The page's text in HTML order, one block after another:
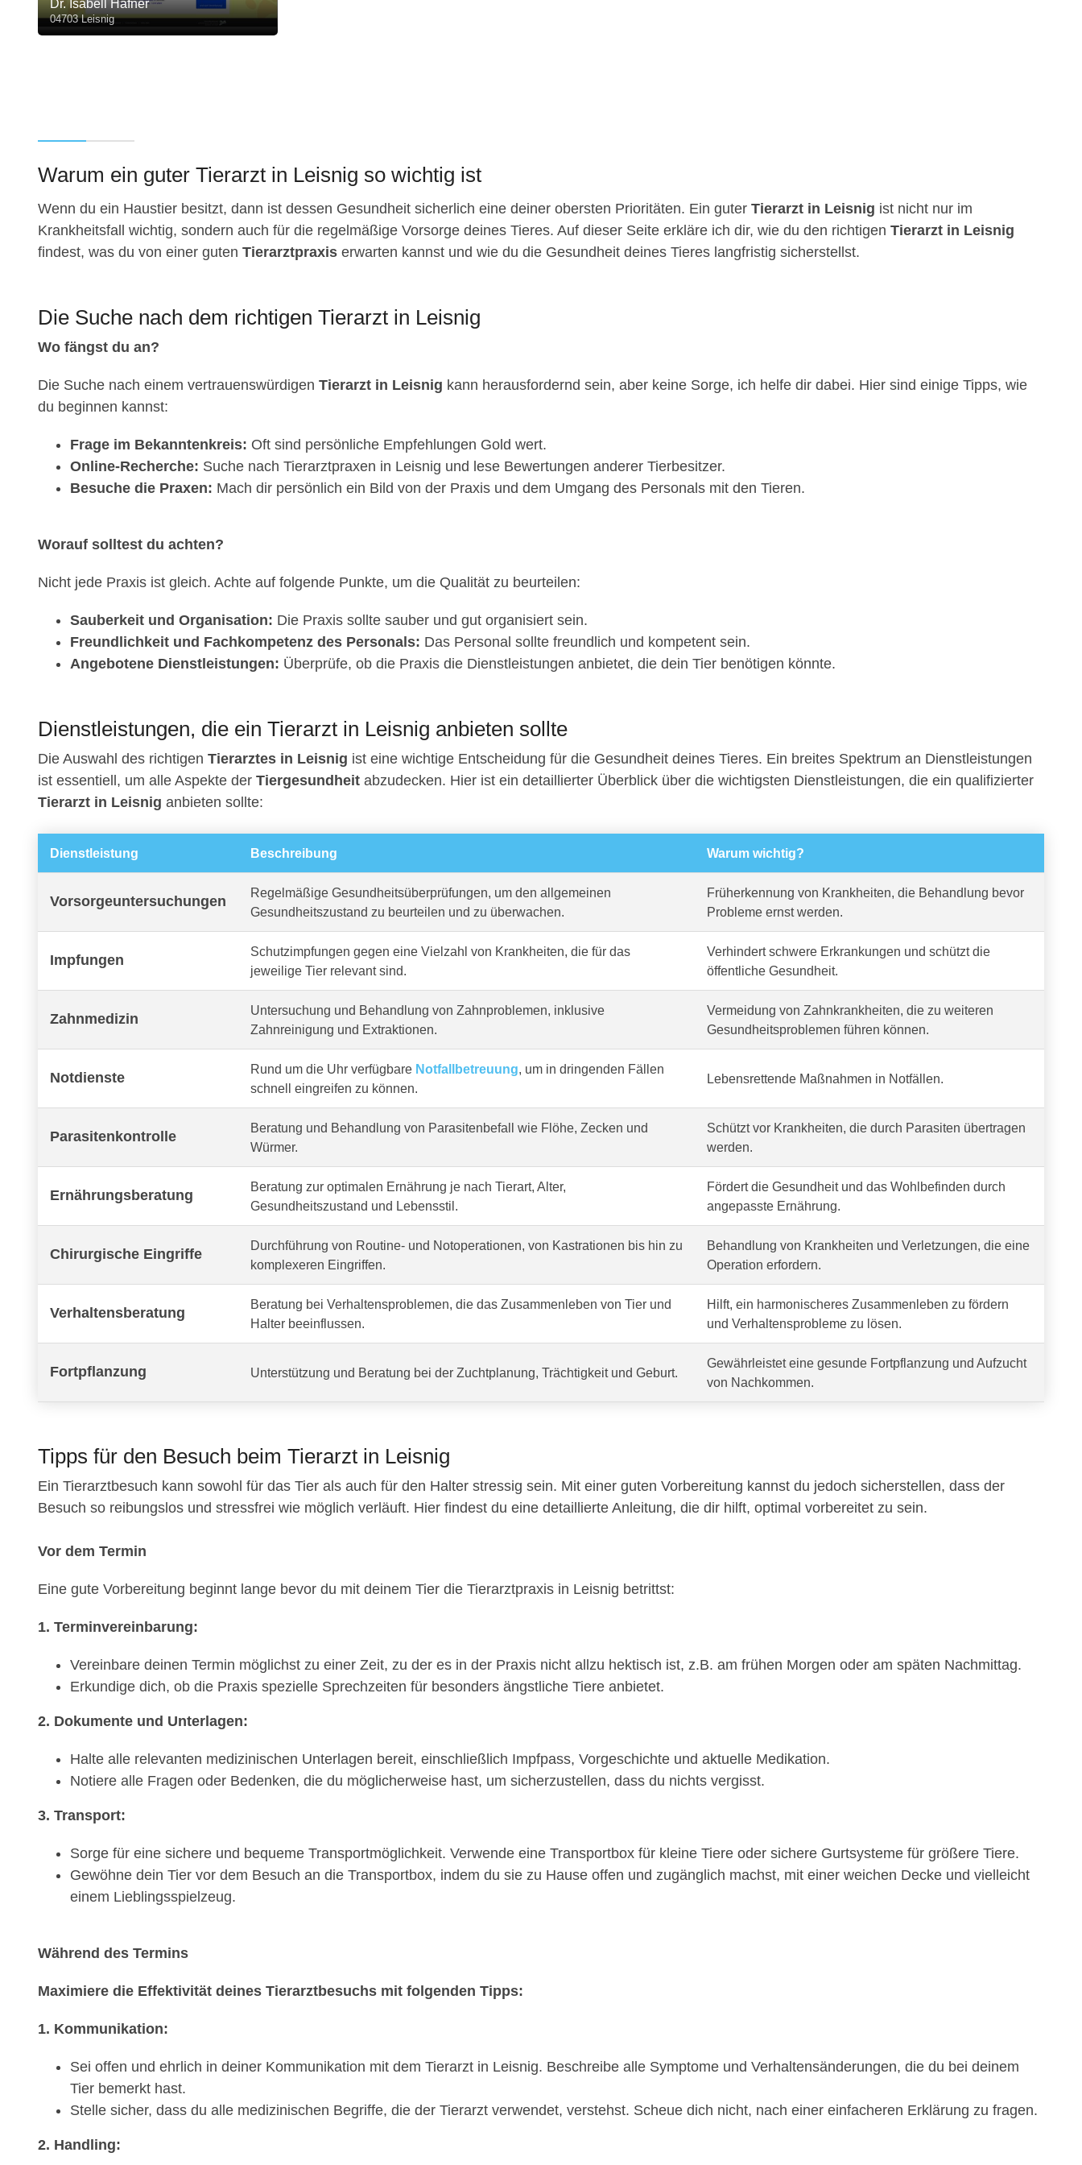
Dr. Isabell Häfner
04703 Leisnig
Warum ein guter Tierarzt in Leisnig so wichtig ist
Wenn du ein Haustier besitzt, dann ist dessen Gesundheit sicherlich eine deiner obersten Prioritäten. Ein guter Tierarzt in Leisnig ist nicht nur im
Krankheitsfall wichtig, sondern auch für die regelmäßige Vorsorge deines Tieres. Auf dieser Seite erkläre ich dir, wie du den richtigen Tierarzt in Leisnig
findest, was du von einer guten Tierarztpraxis erwarten kannst und wie du die Gesundheit deines Tieres langfristig sicherstellst.
Die Suche nach dem richtigen Tierarzt in Leisnig
Wo fängst du an?
Die Suche nach einem vertrauenswürdigen Tierarzt in Leisnig kann herausfordernd sein, aber keine Sorge, ich helfe dir dabei. Hier sind einige Tipps, wie
du beginnen kannst:
Frage im Bekanntenkreis: Oft sind persönliche Empfehlungen Gold wert.
Online-Recherche: Suche nach Tierarztpraxen in Leisnig und lese Bewertungen anderer Tierbesitzer.
Besuche die Praxen: Mach dir persönlich ein Bild von der Praxis und dem Umgang des Personals mit den Tieren.
Worauf solltest du achten?
Nicht jede Praxis ist gleich. Achte auf folgende Punkte, um die Qualität zu beurteilen:
Sauberkeit und Organisation: Die Praxis sollte sauber und gut organisiert sein.
Freundlichkeit und Fachkompetenz des Personals: Das Personal sollte freundlich und kompetent sein.
Angebotene Dienstleistungen: Überprüfe, ob die Praxis die Dienstleistungen anbietet, die dein Tier benötigen könnte.
Dienstleistungen, die ein Tierarzt in Leisnig anbieten sollte
Die Auswahl des richtigen Tierarztes in Leisnig ist eine wichtige Entscheidung für die Gesundheit deines Tieres. Ein breites Spektrum an Dienstleistungen
ist essentiell, um alle Aspekte der Tiergesundheit abzudecken. Hier ist ein detaillierter Überblick über die wichtigsten Dienstleistungen, die ein qualifizierter
Tierarzt in Leisnig anbieten sollte:
Dienstleistung Beschreibung Warum wichtig?
Vorsorgeuntersuchungen
Regelmäßige Gesundheitsüberprüfungen, um den allgemeinen
Gesundheitszustand zu beurteilen und zu überwachen.
Früherkennung von Krankheiten, die Behandlung bevor
Probleme ernst werden.
Impfungen
Schutzimpfungen gegen eine Vielzahl von Krankheiten, die für das
jeweilige Tier relevant sind.
Verhindert schwere Erkrankungen und schützt die
öffentliche Gesundheit.
Zahnmedizin
Untersuchung und Behandlung von Zahnproblemen, inklusive
Zahnreinigung und Extraktionen.
Vermeidung von Zahnkrankheiten, die zu weiteren
Gesundheitsproblemen führen können.
Notdienste
Rund um die Uhr verfügbare Notfallbetreuung, um in dringenden Fällen
schnell eingreifen zu können.
Lebensrettende Maßnahmen in Notfällen.
Parasitenkontrolle
Beratung und Behandlung von Parasitenbefall wie Flöhe, Zecken und
Würmer.
Schützt vor Krankheiten, die durch Parasiten übertragen
werden.
Ernährungsberatung
Beratung zur optimalen Ernährung je nach Tierart, Alter,
Gesundheitszustand und Lebensstil.
Fördert die Gesundheit und das Wohlbefinden durch
angepasste Ernährung.
Chirurgische Eingriffe
Durchführung von Routine- und Notoperationen, von Kastrationen bis hin zu
komplexeren Eingriffen.
Behandlung von Krankheiten und Verletzungen, die eine
Operation erfordern.
Verhaltensberatung
Beratung bei Verhaltensproblemen, die das Zusammenleben von Tier und
Halter beeinflussen.
Hilft, ein harmonischeres Zusammenleben zu fördern
und Verhaltensprobleme zu lösen.
Fortpflanzung Unterstützung und Beratung bei der Zuchtplanung, Trächtigkeit und Geburt.
Gewährleistet eine gesunde Fortpflanzung und Aufzucht
von Nachkommen.
Tipps für den Besuch beim Tierarzt in Leisnig
Ein Tierarztbesuch kann sowohl für das Tier als auch für den Halter stressig sein. Mit einer guten Vorbereitung kannst du jedoch sicherstellen, dass der
Besuch so reibungslos und stressfrei wie möglich verläuft. Hier findest du eine detaillierte Anleitung, die dir hilft, optimal vorbereitet zu sein.
Vor dem Termin
Eine gute Vorbereitung beginnt lange bevor du mit deinem Tier die Tierarztpraxis in Leisnig betrittst:
1. Terminvereinbarung:
Vereinbare deinen Termin möglichst zu einer Zeit, zu der es in der Praxis nicht allzu hektisch ist, z.B. am frühen Morgen oder am späten Nachmittag.
Erkundige dich, ob die Praxis spezielle Sprechzeiten für besonders ängstliche Tiere anbietet.
2. Dokumente und Unterlagen:
Halte alle relevanten medizinischen Unterlagen bereit, einschließlich Impfpass, Vorgeschichte und aktuelle Medikation.
Notiere alle Fragen oder Bedenken, die du möglicherweise hast, um sicherzustellen, dass du nichts vergisst.
3. Transport:
Sorge für eine sichere und bequeme Transportmöglichkeit. Verwende eine Transportbox für kleine Tiere oder sichere Gurtsysteme für größere Tiere.
Gewöhne dein Tier vor dem Besuch an die Transportbox, indem du sie zu Hause offen und zugänglich machst, mit einer weichen Decke und vielleicht
einem Lieblingsspielzeug.
Während des Termins
Maximiere die Effektivität deines Tierarztbesuchs mit folgenden Tipps:
1. Kommunikation:
Sei offen und ehrlich in deiner Kommunikation mit dem Tierarzt in Leisnig. Beschreibe alle Symptome und Verhaltensänderungen, die du bei deinem
Tier bemerkt hast.
Stelle sicher, dass du alle medizinischen Begriffe, die der Tierarzt verwendet, verstehst. Scheue dich nicht, nach einer einfacheren Erklärung zu fragen.
2. Handling: